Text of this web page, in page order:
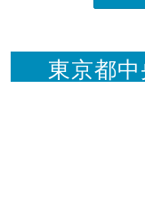
東京都